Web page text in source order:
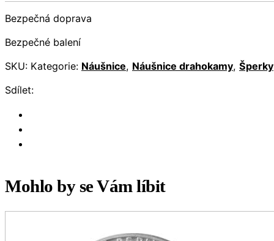
Bezpečná doprava
Bezpečné balení
SKU: Kategorie: Náušnice, Náušnice drahokamy, Šperky
Sdílet:
Mohlo by se Vám líbit